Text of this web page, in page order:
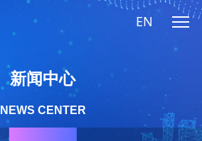
EN
新闻中心
NEWS CENTER